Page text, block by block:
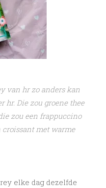
van hr zo anders kan
hr. Die zou groene thee
zou een frappuccino
croissant met warme
elke dag dezelfde